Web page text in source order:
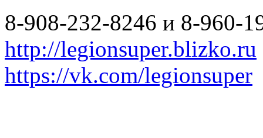
8-908-232-8246 и 8-960-
http://legionsuper.blizko.ru
https://vk.com/legionsuper